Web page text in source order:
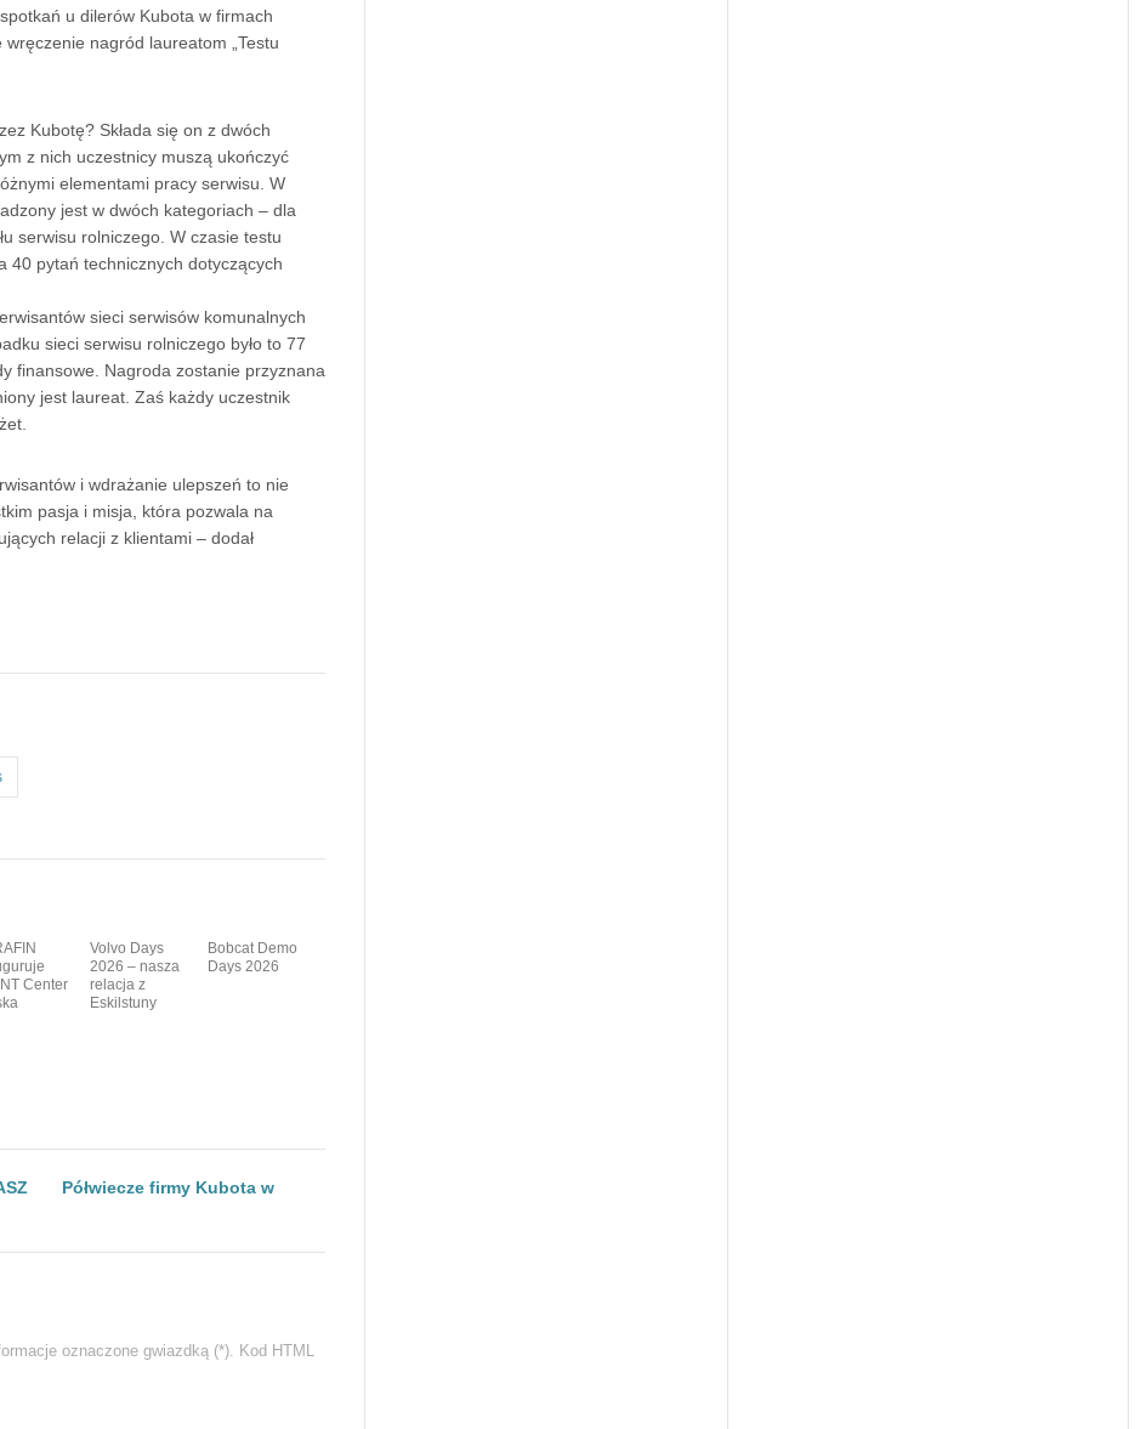
u dilerów Kubota w firmach
nagród laureatom „Testu
Kubotę? Składa się on z dwóch
z nich uczestnicy muszą ukończyć
elementami pracy serwisu. W
jest w dwóch kategoriach – dla
serwisu rolniczego. W czasie testu
40 pytań technicznych dotyczących
sieci serwisów komunalnych
sieci serwisu rolniczego było to 77
finansowe. Nagroda zostanie przyznana
jest laureat. Zaś każdy uczestnik
i wdrażanie ulepszeń to nie
pasja i misja, która pozwala na
relacji z klientami – dodał
Center
Volvo Days
2026 – nasza
relacja z
Eskilstuny
Bobcat Demo
Days 2026
Półwiecze firmy Kubota w
oznaczone gwiazdką (*). Kod HTML